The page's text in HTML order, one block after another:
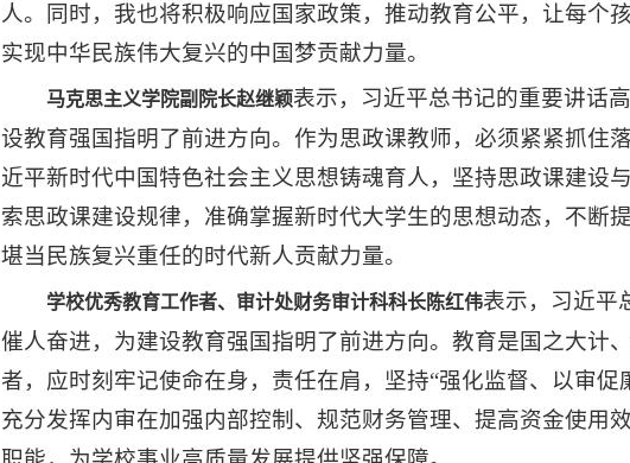
人。同时，我也将积极响应国家政策，推动教育公平，让每个
实现中华民族伟大复兴的中国梦贡献力量。
马克思主义学院副院长赵继颖表示，习近平总书记的重要讲话
设教育强国指明了前进方向。作为思政课教师，必须紧紧抓住
近平新时代中国特色社会主义思想铸魂育人，坚持思政课建设
索思政课建设规律，准确掌握新时代大学生的思想动态，不断
堪当民族复兴重任的时代新人贡献力量。
学校优秀教育工作者、审计处财务审计科科长陈红伟表示，习近平
催人奋进，为建设教育强国指明了前进方向。教育是国之大计
者，应时刻牢记使命在身，责任在肩，坚持“强化监督、以审促
充分发挥内审在加强内部控制、规范财务管理、提高资金使用